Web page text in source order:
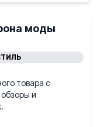
моды
товара с
и